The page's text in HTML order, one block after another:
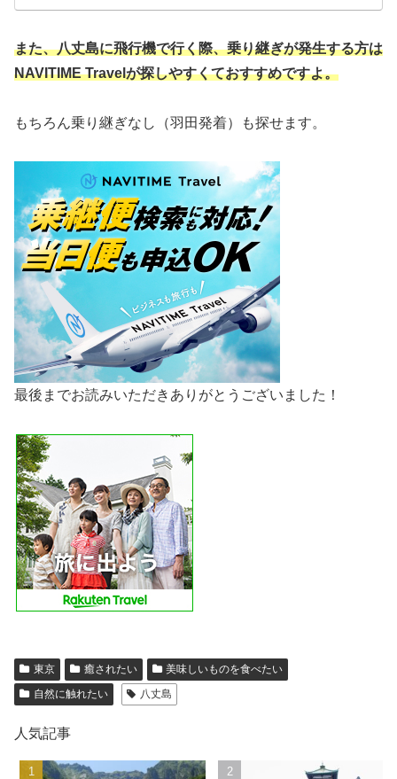
また、八丈島に飛行機で行く際、乗り継ぎが発生する方は
NAVITIME Travelが探しやすくておすすめですよ。
もちろん乗り継ぎなし（羽田発着）も探せます。
最後までお読みいただきありがとうございました！
東京 癒されたい
美味しいものを食べたい
自然に触れたい
八丈島
人気記事